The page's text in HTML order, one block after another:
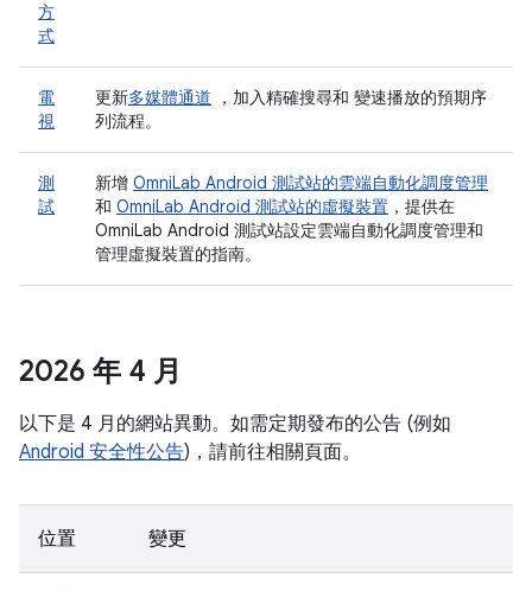
方
式
電
視
更新多媒體通道 ，加入精確搜尋和 變速播放的預期序
列流程。
測
試
新增 OmniLab Android 測試站的雲端自動化調度管理
和 OmniLab Android 測試站的虛擬裝置 ，提供在
OmniLab Android 測試站設定雲端自動化調度管理和
管理虛擬裝置的指南。
2026 年 4 月
以下是 4 月的網站異動。如需定期發布的公告 (例如
Android 安全性公告)，請前往相關頁面。
位置 變更